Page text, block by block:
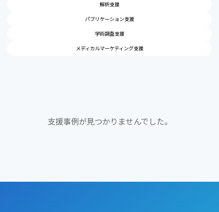
解析支援
パブリケーション支援
学術調査支援
メディカルマーケティング支援
支援事例が見つかりませんでした。